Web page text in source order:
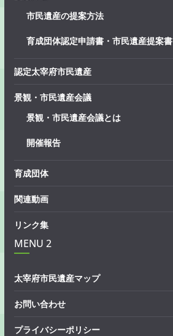
市民遺産の提案方法
育成団体認定申請書・市民遺産提案書
認定太宰府市民遺産
景観・市民遺産会議
景観・市民遺産会議とは
開催報告
育成団体
関連動画
リンク集
MENU 2
太宰府市民遺産マップ
お問い合わせ
プライバシーポリシー